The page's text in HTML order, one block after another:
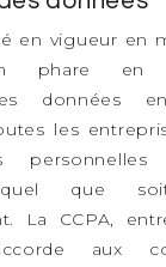
en vigueur en
phare
données
les
quel que
La CCPA,
aux